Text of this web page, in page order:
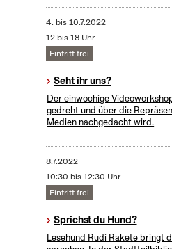
4. bis10.7.2022
12 bis 18 Uhr
Eintritt frei
Seht ihr uns?
Der einwöchige
gedreht und über die
Medien nachgedacht wird.
8.7.2022
10:30 bis 12:30 Uhr
Eintritt frei
Sprichst du Hund?
Lesehund Rudi Rakete bringt